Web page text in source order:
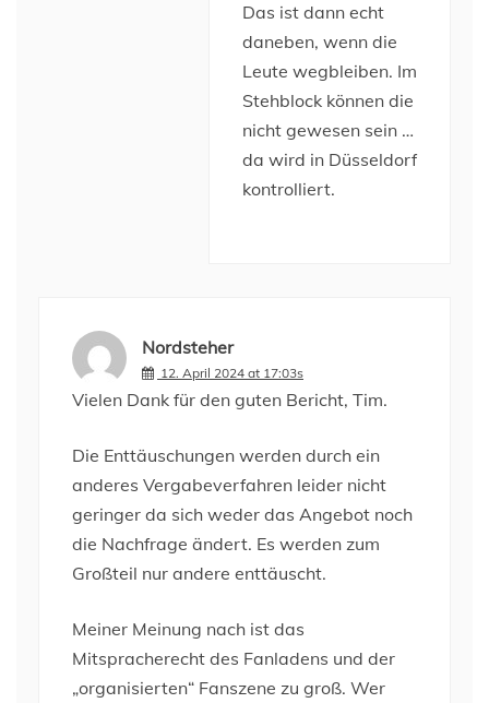
Das ist dann echt
daneben, wenn die
Leute wegbleiben. Im
Stehblock können die
nicht gewesen sein …
da wird in Düsseldorf
kontrolliert.
Nordsteher
12. April 2024 at 17:03s
Vielen Dank für den guten Bericht, Tim.
Die Enttäuschungen werden durch ein
anderes Vergabeverfahren leider nicht
geringer da sich weder das Angebot noch
die Nachfrage ändert. Es werden zum
Großteil nur andere enttäuscht.
Meiner Meinung nach ist das
Mitspracherecht des Fanladens und der
„organisierten“ Fanszene zu groß. Wer